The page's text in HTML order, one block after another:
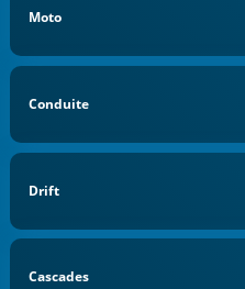
Moto
Conduite
Drift
Cascades